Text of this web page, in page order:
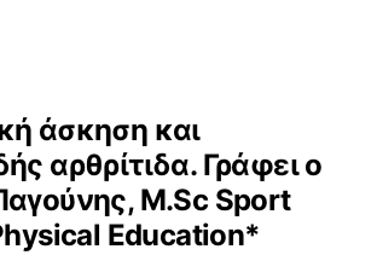
άσκηση και
αρθρίτιδα. Γράφει ο
M.Sc Sport
Education*